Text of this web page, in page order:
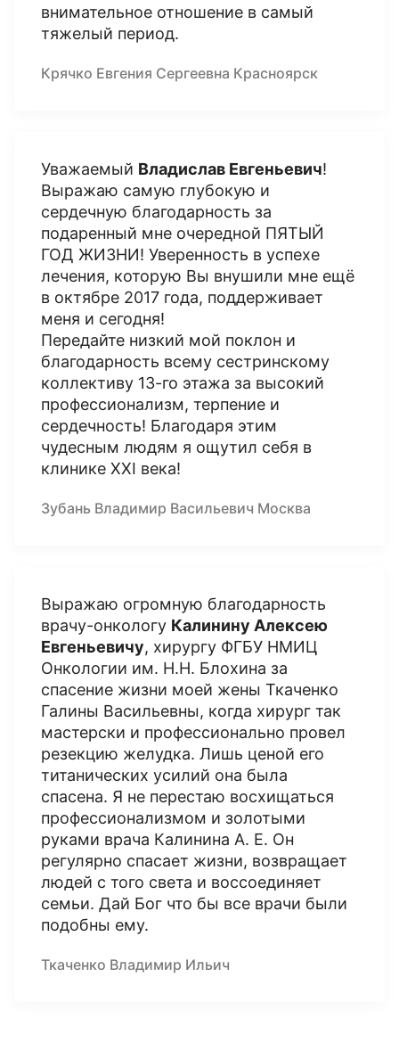
внимательное отношение в самый
тяжелый период.
Крячко Евгения Сергеевна Красноярск
Уважаемый Владислав Евгеньевич!
Выражаю самую глубокую и
сердечную благодарность за
подаренный мне очередной ПЯТЫЙ
ГОД ЖИЗНИ! Уверенность в успехе
лечения, которую Вы внушили мне ещё
в октябре 2017 года, поддерживает
меня и сегодня!
Передайте низкий мой поклон и
благодарность всему сестринскому
коллективу 13-го этажа за высокий
профессионализм, терпение и
сердечность! Благодаря этим
чудесным людям я ощутил себя в
клинике XXI века!
Зубань Владимир Васильевич Москва
Выражаю огромную благодарность
врачу-онкологу Калинину Алексею
Евгеньевичу, хирургу ФГБУ НМИЦ
Онкологии им. Н.Н. Блохина за
спасение жизни моей жены Ткаченко
Галины Васильевны, когда хирург так
мастерски и профессионально провел
резекцию желудка. Лишь ценой его
титанических усилий она была
спасена. Я не перестаю восхищаться
профессионализмом и золотыми
руками врача Калинина А. Е. Он
регулярно спасает жизни, возвращает
людей с того света и воссоединяет
семьи. Дай Бог что бы все врачи были
подобны ему.
Ткаченко Владимир Ильич